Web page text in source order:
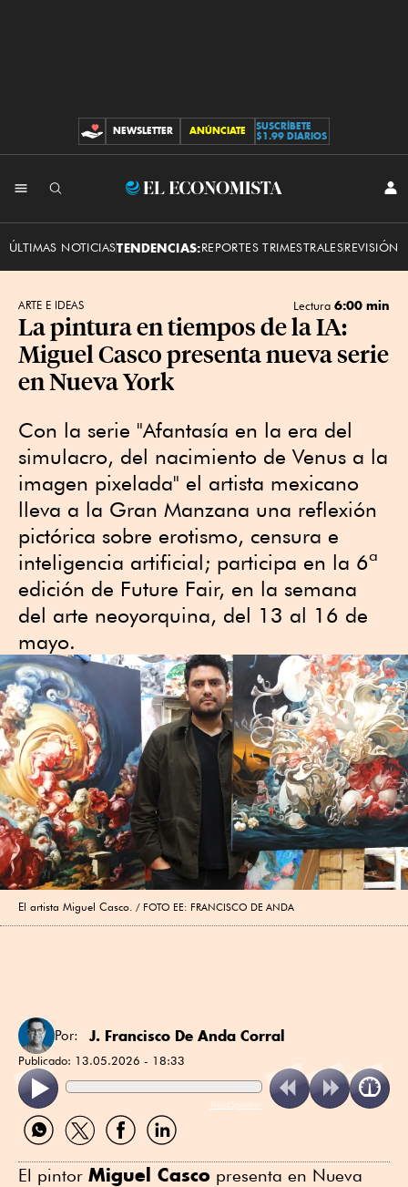
CONTRIBUCIONES
NEWSLETTER ANÚNCIATE
SUSCRÍBETE
$1.99 DIARIOS
El
ÚLTIMAS NOTICIASTENDENCIAS:REPORTES TRIMESTRALESREVISIÓN
ARTE E IDEAS Lectura 6:00 min
La pintura en tiempos de la IA:
Miguel Casco presenta nueva serie
en Nueva York
Con la serie "Afantasía en la era del
simulacro, del nacimiento de Venus a la
imagen pixelada" el artista mexicano
lleva a la Gran Manzana una reflexión
pictórica sobre erotismo, censura e
inteligencia artificial; participa en la 6ª
edición de Future Fair, en la semana
del arte neoyorquina, del 13 al 16 de
mayo.
El artista Miguel Casco. FOTO EE: FRANCISCO DE ANDA
Por: J. Francisco De Anda Corral
Publicado: 13.05.2026 - 18:33
ReadSpeaker
Compartir
por
Compartir
por
Compartir
por
Compartir
por
El pintor Miguel Casco presenta en Nueva